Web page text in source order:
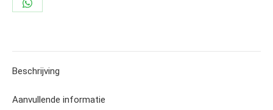
grainShare
Beschrijving
Aanvullende informatie